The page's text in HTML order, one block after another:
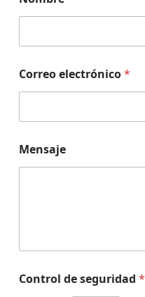
Correo electrónico*
Mensaje
Control de seguridad *